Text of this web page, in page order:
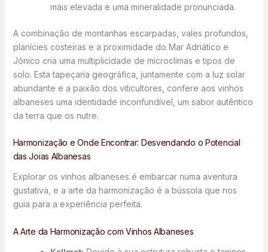
mais elevada e uma mineralidade pronunciada.
A combinação de montanhas escarpadas, vales profundos,
planícies costeiras e a proximidade do Mar Adriático e
Jónico cria uma multiplicidade de microclimas e tipos de
solo. Esta tapeçaria geográfica, juntamente com a luz solar
abundante e a paixão dos viticultores, confere aos vinhos
albaneses uma identidade inconfundível, um sabor autêntico
da terra que os nutre.
Harmonização e Onde Encontrar: Desvendando o Potencial
das Joias Albanesas
Explorar os vinhos albaneses é embarcar numa aventura
gustativa, e a arte da harmonização é a bússola que nos
guia para a experiência perfeita.
A Arte da Harmonização com Vinhos Albaneses